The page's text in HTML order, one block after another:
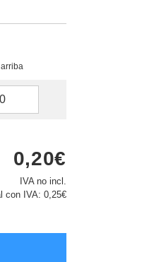
0,20€
IVA no incl.
con IVA: 0,25€